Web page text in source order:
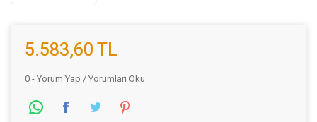
5.583,60 TL
0 - Yorum Yap / Yorumları Oku